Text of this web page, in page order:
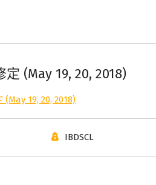
定 (May 19, 20, 2018)
(May 19, 20, 2018)
IBDSCL